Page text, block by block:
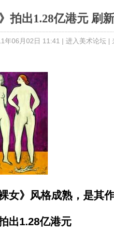
拍出1.28亿港元 刷
年06月02日 11:41 | 进入美术论坛|
女》风格成熟，是其
1.28亿港元